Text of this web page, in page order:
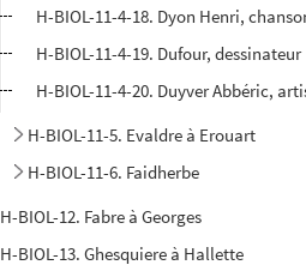
H-BIOL-11-4-18. Dyon Henri,
H-BIOL-11-4-19. Dufour, dessinateur
H-BIOL-11-4-20. Duyver Abbéric,
H-BIOL-11-5. Evaldre à Erouart
H-BIOL-11-6. Faidherbe
H-BIOL-12. Fabre à Georges
H-BIOL-13. Ghesquiere à Hallette